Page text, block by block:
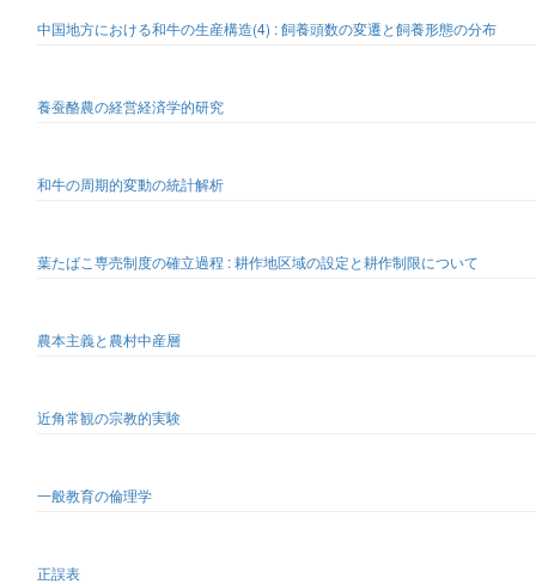
中国地方における和牛の生産構造(4) : 飼養頭数の変遷と飼養形態の分布
養蚕酪農の経営経済学的研究
和牛の周期的変動の統計解析
葉たばこ専売制度の確立過程 : 耕作地区域の設定と耕作制限について
農本主義と農村中産層
近角常観の宗教的実験
一般教育の倫理学
正誤表